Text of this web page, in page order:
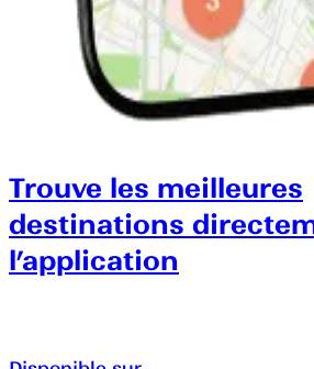
Trouve les meilleures
destinations
l’application